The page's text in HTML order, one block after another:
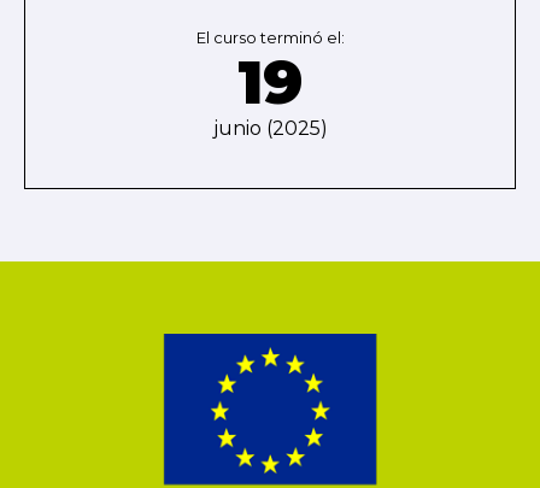
El curso terminó el:
19
junio (2025)